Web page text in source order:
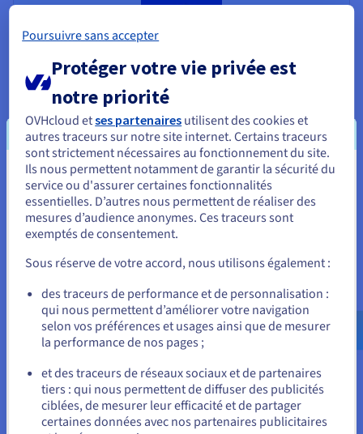
Public VCF as a Service
Public VCF as a Service est une solution VMware
Cloud Foundation entièrement managée, qui
fournit une infrastructure partagée en tant que
cloud public alimenté par VMware Cloud Director.
En savoir plus
Managed VMware vSphere
Vous semblez être localisé en États-
Unis.
Pour commander, rendez-vous sur le site de votre pays (États-
Allez sur le site États-Unis
us.ovhcloud.com/
Anglais USD - $
ou
Rester sur le site actuel
Poursuivre sans accepter
Protéger votre vie privée est
notre priorité
OVHcloud etses partenaires utilisent des cookies et
autres traceurs sur notre site internet. Certains traceurs
sont strictement nécessaires au fonctionnement du site.
Ils nous permettent notamment de garantir la sécurité du
service ou d'assurer certaines fonctionnalités
essentielles. D’autres nous permettent de réaliser des
mesures d’audience anonymes. Ces traceurs sont
exemptés de consentement.
Sous réserve de votre accord, nous utilisons également :
des traceurs de performance et de personnalisation :
qui nous permettent d’améliorer votre navigation
selon vos préférences et usages ainsi que de mesurer
la performance de nos pages ;
et des traceurs de réseaux sociaux et de partenaires
tiers : qui nous permettent de diffuser des publicités
ciblées, de mesurer leur efficacité et de partager
certaines données avec nos partenaires publicitaires